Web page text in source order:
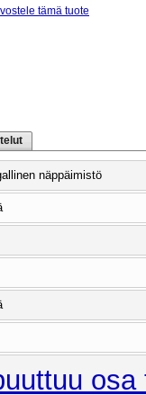
tämä tuote
näppäimistö